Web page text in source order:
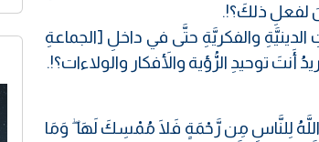
لفعلِ ذلكَ؟!.
والفكريَّةِ حتَّى في داخلِ [الجماعةِ
توحيدِ الرُّؤية والأَفكار والولاءات؟!.
اللَّهُ لِلنَّاسِ مِن رَّحْمَةٍ فَلَا مُمْسِكَ لَهَا ۖ وَمَا